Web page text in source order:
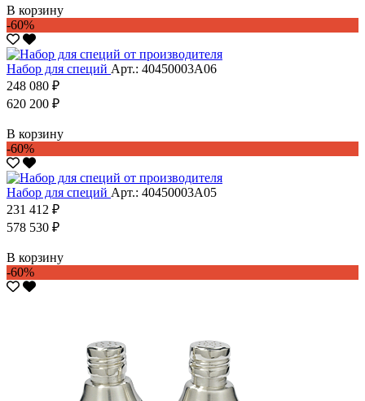
В корзину
-60%
Набор для специй Арт.: 40450003А06
248 080 ₽
620 200 ₽
В корзину
-60%
Набор для специй Арт.: 40450003А05
231 412 ₽
578 530 ₽
В корзину
-60%